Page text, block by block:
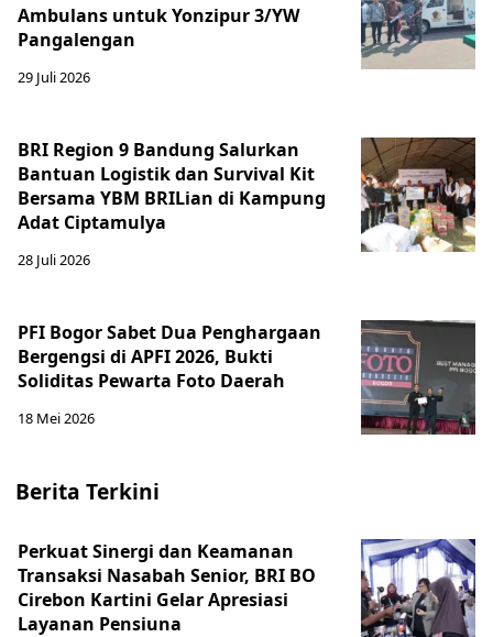
Ambulans untuk Yonzipur 3/YW
Pangalengan
29 Juli 2026
BRI Region 9 Bandung Salurkan
Bantuan Logistik dan Survival Kit
Bersama YBM BRILian di Kampung
Adat Ciptamulya
28 Juli 2026
PFI Bogor Sabet Dua Penghargaan
Bergengsi di APFI 2026, Bukti
Soliditas Pewarta Foto Daerah
18 Mei 2026
Berita Terkini
Perkuat Sinergi dan Keamanan
Transaksi Nasabah Senior, BRI BO
Cirebon Kartini Gelar Apresiasi
Layanan Pensiuna